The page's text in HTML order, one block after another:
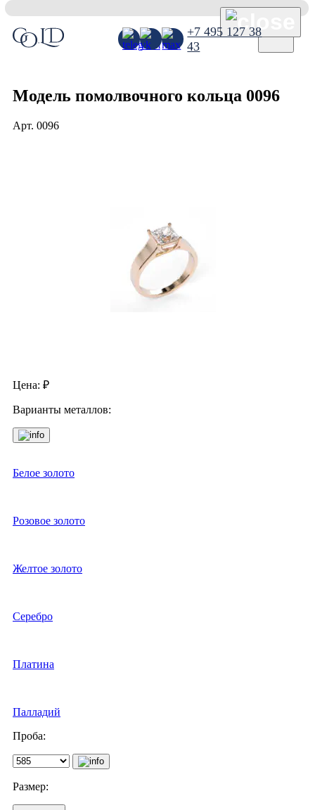
+7 495 127 38
43
Модель помолвочного кольца 0096
Арт. 0096
Цена: ₽
Варианты металлов:
Белое золото
Розовое золото
Желтое золото
Серебро
Платина
Палладий
Проба:
Размер:
×